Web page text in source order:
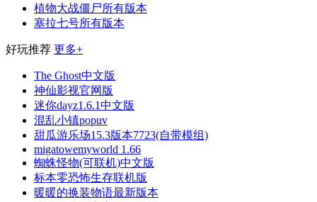
植物大战僵尸所有版本
塞拉七号所有版本
好玩推荐 更多+
The Ghost中文版
神仙影视官网版
迷你dayz1.6.1中文版
混乱小镇popuv
甜瓜游乐场15.3版本7723(自带模组)
migatowemyworld 1.66
蜘蛛怪物(可联机)中文版
标本零恐怖生存联机版
暖暖的换装物语最新版本